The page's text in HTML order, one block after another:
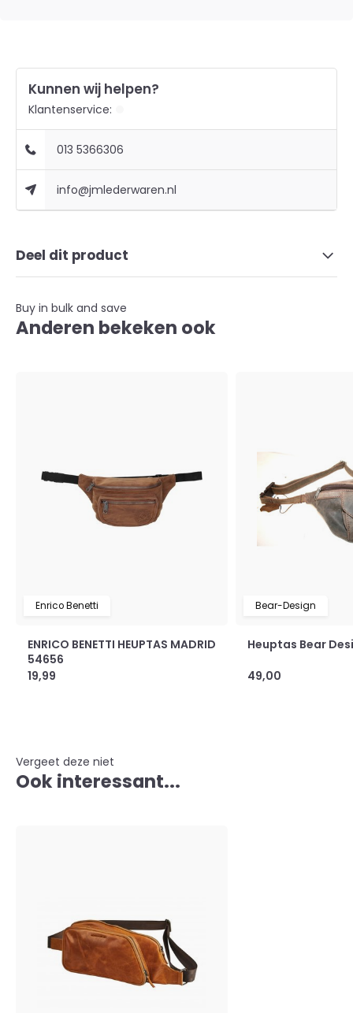
Kunnen wij helpen?
Klantenservice:
013 5366306
info@jmlederwaren.nl
Deel dit product
Buy in bulk and save
Anderen bekeken ook
Enrico Benetti
ENRICO BENETTI HEUPTAS MADRID
54656
19,99
Bear-Design
Heuptas Bear
49,00
Vergeet deze niet
Ook interessant...